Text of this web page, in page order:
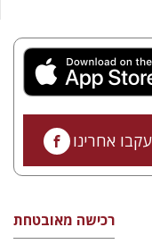
עקבו אחרינו
רכישה מאובטחת